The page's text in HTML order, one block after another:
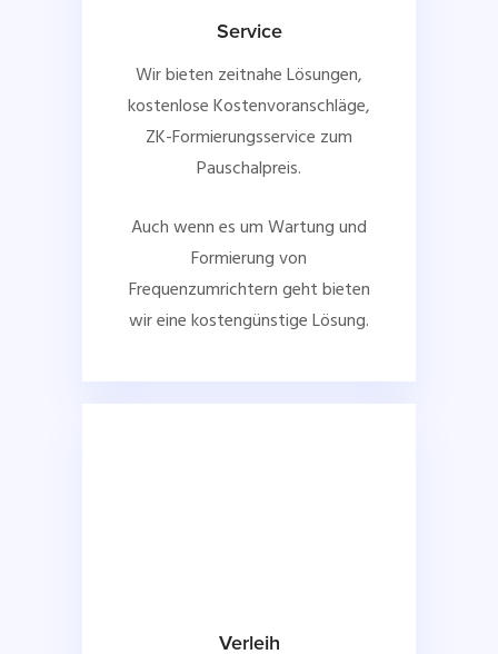
Service
Wir bieten zeitnahe Lösungen,
kostenlose Kostenvoranschläge,
ZK-Formierungsservice zum
Pauschalpreis.
Auch wenn es um Wartung und
Formierung von
Frequenzumrichtern geht bieten
wir eine kostengünstige Lösung.
Verleih